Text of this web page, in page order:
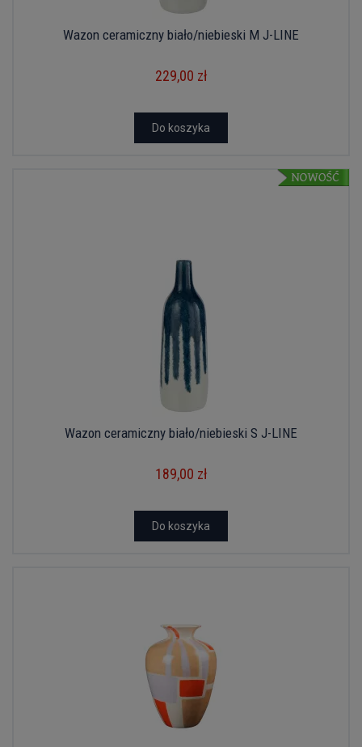
Wazon ceramiczny biało/niebieski M J-LINE
229,00 zł
Do koszyka
Wazon ceramiczny biało/niebieski S J-LINE
189,00 zł
Do koszyka